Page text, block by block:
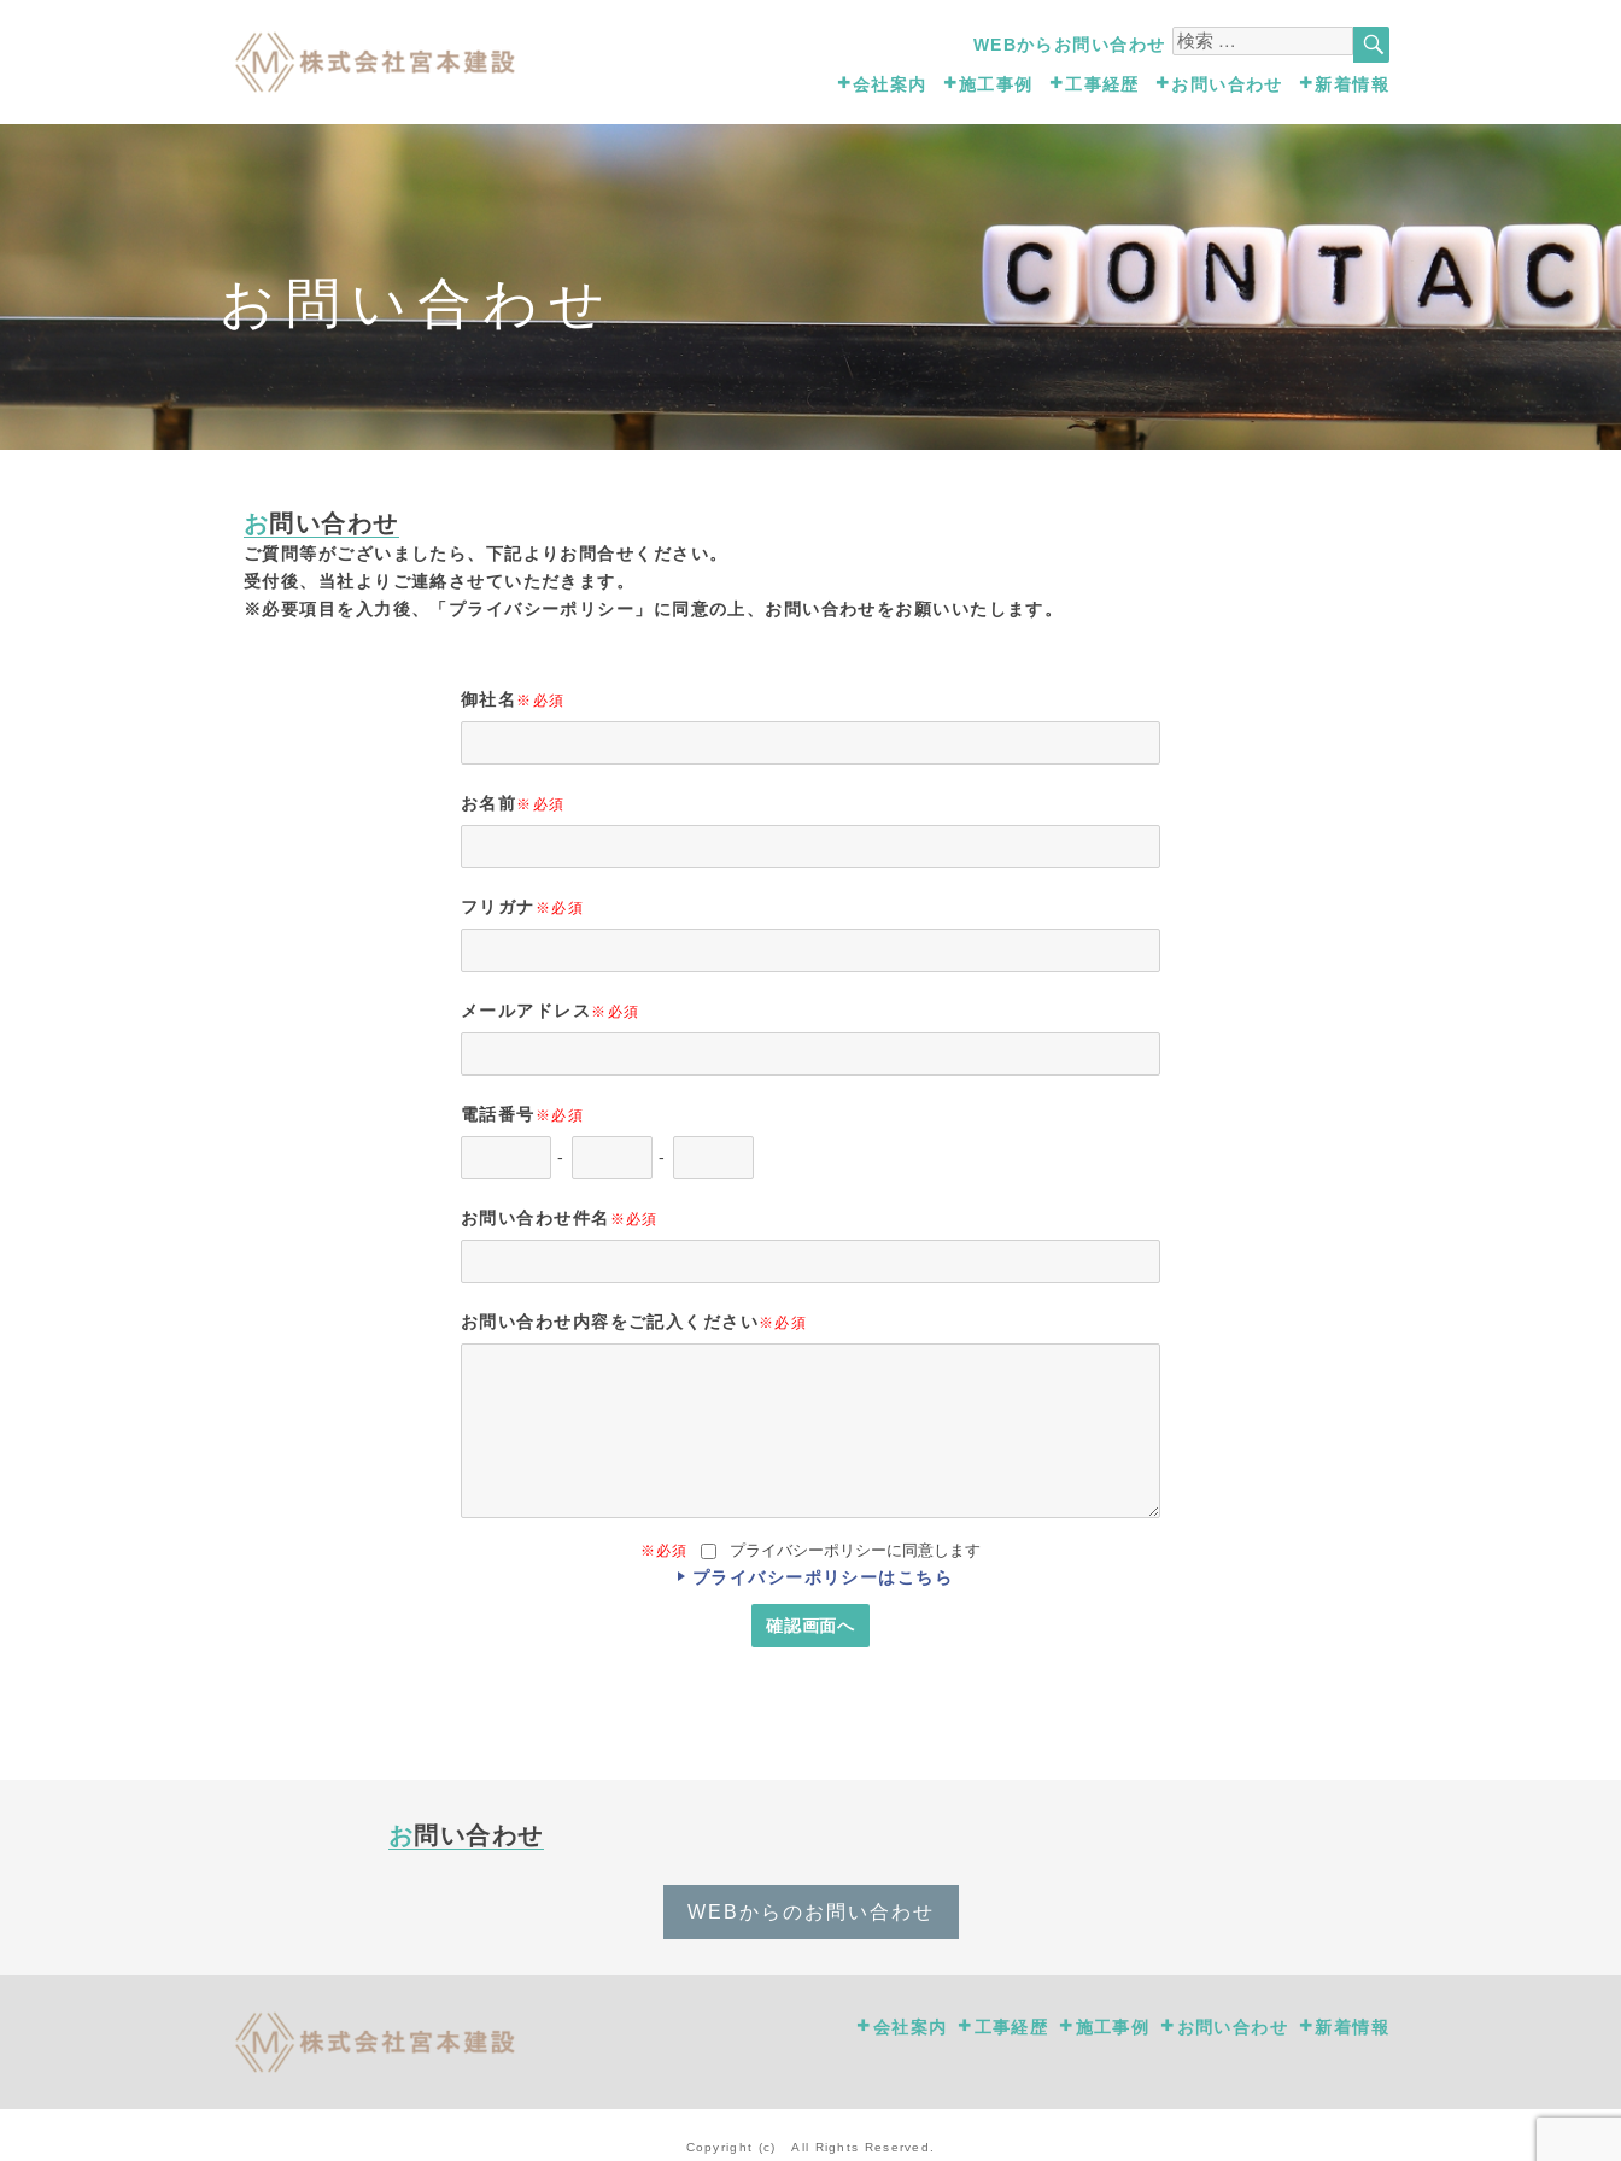
WEBからお問い合わせ
検
対
象:
検
会社案内 施工事例 工事経歴 お問い合わせ 新着情報
お問い合わせ
お問い合わせ
ご質問等がございましたら、下記よりお問合せください。
受付後、当社よりご連絡させていただきます。
※必要項目を入力後、「プライバシーポリシー」に同意の上、お問い合わせをお願いいたします。
御社名 ※必須
お名前※必須
フリガナ ※必須
メールアドレス ※必須
電話番号 ※必須
- -
お問い合わせ件名 ※必須
お問い合わせ内容をご記入ください※必須
※必須 プライバシーポリシーに同意します
プライバシーポリシーはこちら
確認画面へ
お問い合わせ
WEBからのお問い合わせ
会社案内 工事経歴 施工事例 お問い合わせ 新着情報
Copyright (c) All Rights Reserved.